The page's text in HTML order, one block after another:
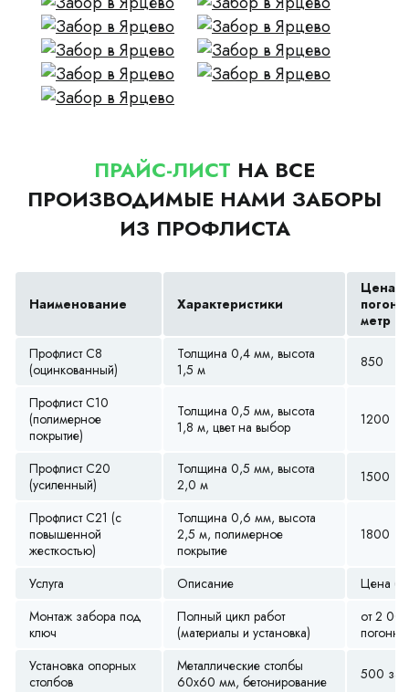
ПРАЙС-ЛИСТ НА ВСЕ
ПРОИЗВОДИМЫЕ НАМИ ЗАБОРЫ
ИЗ ПРОФЛИСТА
Наименование Характеристики
Цена
метр
Профлист С8
(оцинкованный)
Толщина 0,4 мм, высота
1,5 м
850
Профлист С10
(полимерное
покрытие)
Толщина 0,5 мм, высота
1,8 м, цвет на выбор
1200
Профлист С20
(усиленный)
Толщина 0,5 мм, высота
2,0 м
1500
Профлист С21 (с
повышенной
жесткостью)
Толщина 0,6 мм, высота
2,5 м, полимерное
покрытие
1800
Услуга Описание
Цена
Монтаж забора под
ключ
Полный цикл работ
(материалы и установка)
от 2
Установка опорных
столбов
Металлические столбы
60х60 мм, бетонирование
500 за